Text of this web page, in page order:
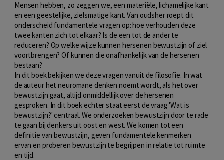
Mensen hebben, zo zeggen we, een materiële, lichamelijke kant
en een geestelijke, zielsmatige kant. Van oudsher roept dit
onderscheid fundamentele vragen op: hoe verhouden deze
twee kanten zich tot elkaar? Is de een tot de ander te
reduceren? Op welke wijze kunnen hersenen bewustzijn of ziel
voortbrengen? Of kunnen die onafhankelijk van de hersenen
bestaan?
In dit boek bekijken we deze vragen vanuit de filosofie. In wat
de auteur het neuromane denken noemt wordt, als het over
bewustzijn gaat, altijd onmiddellijk over de hersenen
gesproken. In dit boek echter staat eerst de vraag 'Wat is
bewustzijn?' centraal. We onderzoeken bewustzijn door te rade
te gaan bij denkers uit oost en west. We komen tot een
definitie van bewustzijn, geven fundamentele kenmerken
ervan en proberen bewustzijn te begrijpen in relatie tot ruimte
en tijd.